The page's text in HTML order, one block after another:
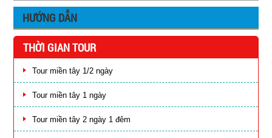
HƯỚNG DẪN
THỜI GIAN TOUR
Tour miền tây 1/2 ngày
Tour miền tây 1 ngày
Tour miền tây 2 ngày 1 đêm